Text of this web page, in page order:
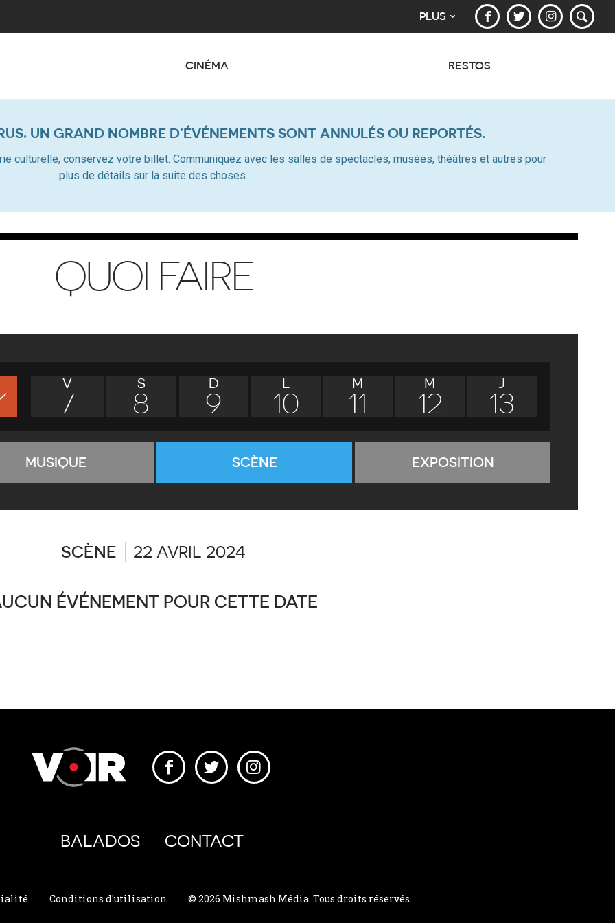
PLUS
CINÉMA RESTOS
UN GRAND NOMBRE D’ÉVÉNEMENTS SONT ANNULÉS OU REPORTÉS.
culturelle, conservez votre billet. Communiquez avec les salles de spectacles, musées, théâtres et autres pour
plus de détails sur la suite des choses.
QUOI FAIRE
V
7
S
8
D
9
L
10
M
11
M
12
J
13
MUSIQUE SCÈNE EXPOSITION
SCÈNE 22 AVRIL 2024
ÉVÉNEMENT POUR CETTE DATE
BALADOS CONTACT
Conditions d'utilisation © 2026 Mishmash Média. Tous droits réservés.